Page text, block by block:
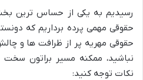
رسیدیم به یکی از حساس ترین
حقوقی مهمی پرده برداریم که
حقوقی مهریه پر از ظرافت ها و
نباشید، ممکنه مسیر براتون
نکات توجه کنید: